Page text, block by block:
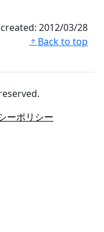
created: 2012/03/28
Back to top
ーポリシー